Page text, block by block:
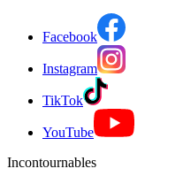
Facebook
Instagram
TikTok
YouTube
Incontournables